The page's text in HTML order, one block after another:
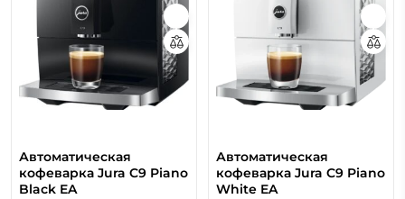
Автоматическая
кофеварка Jura C9 Piano
Black EA
Автоматическая
кофеварка Jura C9 Piano
White EA